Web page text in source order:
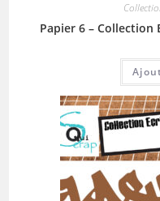
Papier 6 – Collection